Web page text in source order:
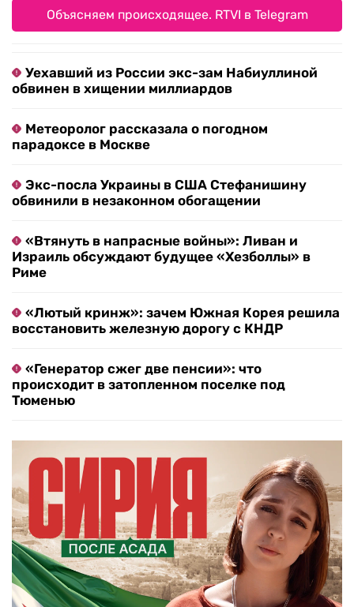
Объясняем происходящее. RTVI в Telegram
Уехавший из России экс-зам Набиуллиной
обвинен в хищении миллиардов
Метеоролог рассказала о погодном
парадоксе в Москве
Экс-посла Украины в США Стефанишину
обвинили в незаконном обогащении
«Втянуть в напрасные войны»: Ливан и
Израиль обсуждают будущее «Хезболлы» в
Риме
«Лютый кринж»: зачем Южная Корея решила
восстановить железную дорогу с КНДР
«Генератор сжег две пенсии»: что
происходит в затопленном поселке под
Тюменью